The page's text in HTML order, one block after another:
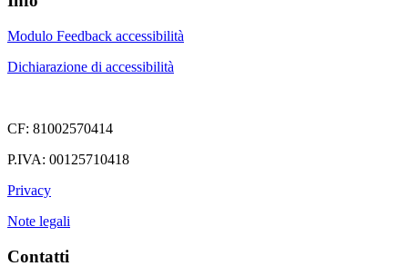
Modulo Feedback accessibilità
Dichiarazione di accessibilità
CF: 81002570414
P.IVA: 00125710418
Privacy
Note legali
Contatti